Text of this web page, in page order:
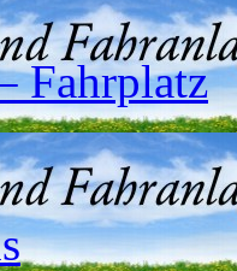
Fahrplatz